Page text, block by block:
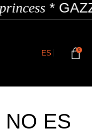
GAZZI * Hofe
ES 0
NO ES